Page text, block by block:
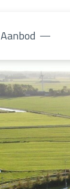
Aanbod